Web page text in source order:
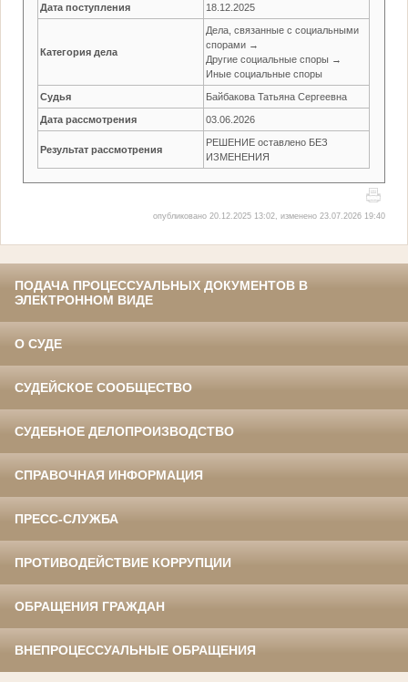
Дата поступления 18.12.2025
Категория дела
Дела, связанные с социальными
спорами →
Другие социальные споры →
Иные социальные споры
Судья Байбакова Татьяна Сергеевна
Дата рассмотрения 03.06.2026
Результат рассмотрения
РЕШЕНИЕ оставлено БЕЗ
ИЗМЕНЕНИЯ
опубликовано 20.12.2025 13:02, изменено 23.07.2026 19:40
ПОДАЧА ПРОЦЕССУАЛЬНЫХ ДОКУМЕНТОВ В
ЭЛЕКТРОННОМ ВИДЕ
О СУДЕ
СУДЕЙСКОЕ СООБЩЕСТВО
СУДЕБНОЕ ДЕЛОПРОИЗВОДСТВО
СПРАВОЧНАЯ ИНФОРМАЦИЯ
ПРЕСС-СЛУЖБА
ПРОТИВОДЕЙСТВИЕ КОРРУПЦИИ
ОБРАЩЕНИЯ ГРАЖДАН
ВНЕПРОЦЕССУАЛЬНЫЕ ОБРАЩЕНИЯ